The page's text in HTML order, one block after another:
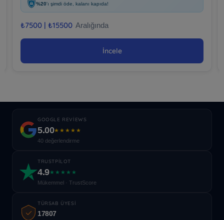
%20'ı şimdi öde, kalanı kapıda!
₺7500 | ₺15500 Aralığında
İncele
GOOGLE REVIEWS
5.00★★★★★
40 değerlendirme
TRUSTPILOT
4.9★★★★★
Mükemmel · TrustScore
TÜRSAB ÜYESI
17807